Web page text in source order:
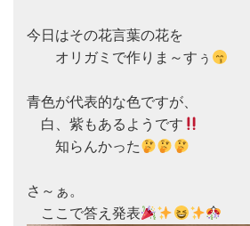
今日はその花言葉の花を
オリガミで作りま～すぅ
青色が代表的な色ですが、
白、紫もあるようです
知らんかった
さ～ぁ。
ここで答え発表